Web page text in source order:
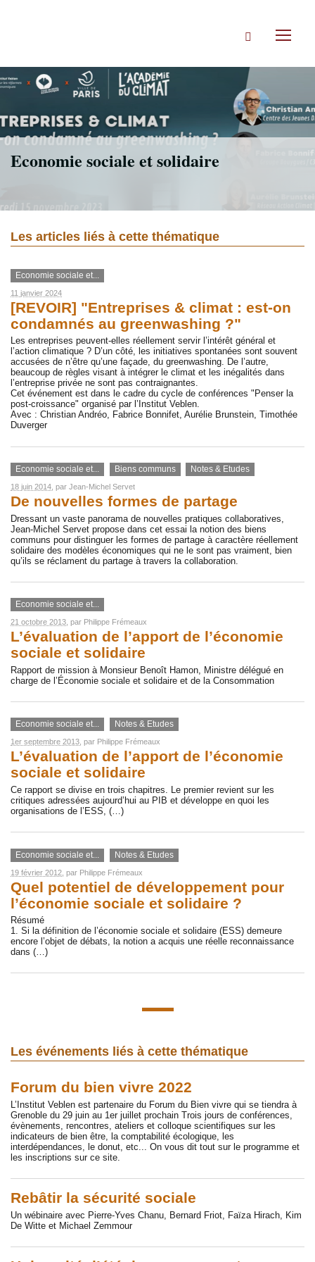
Rechercher
Economie sociale et solidaire
Les articles liés à cette thématique
Economie sociale et...
11 janvier 2024
[REVOIR] "Entreprises & climat : est-on
condamnés au greenwashing ?"
Les entreprises peuvent-elles réellement servir l’intérêt général et
l’action climatique ? D’un côté, les initiatives spontanées sont souvent
accusées de n’être qu’une façade, du greenwashing. De l’autre,
beaucoup de règles visant à intégrer le climat et les inégalités dans
l’entreprise privée ne sont pas contraignantes.
Cet événement est dans le cadre du cycle de conférences "Penser la
post-croissance" organisé par l’Institut Veblen.
Avec : Christian Andréo, Fabrice Bonnifet, Aurélie Brunstein, Timothée
Duverger
Economie sociale et... Biens communs Notes & Etudes
18 juin 2014 , par Jean-Michel Servet
De nouvelles formes de partage
Dressant un vaste panorama de nouvelles pratiques collaboratives,
Jean-Michel Servet propose dans cet essai la notion des biens
communs pour distinguer les formes de partage à caractère réellement
solidaire des modèles économiques qui ne le sont pas vraiment, bien
qu’ils se réclament du partage à travers la collaboration.
Economie sociale et...
21 octobre 2013 , par Philippe Frémeaux
L’évaluation de l’apport de l’économie
sociale et solidaire
Rapport de mission à Monsieur Benoît Hamon, Ministre délégué en
charge de l’Économie sociale et solidaire et de la Consommation
Economie sociale et... Notes & Etudes
1er septembre 2013, par Philippe Frémeaux
L’évaluation de l’apport de l’économie
sociale et solidaire
Ce rapport se divise en trois chapitres. Le premier revient sur les
critiques adressées aujourd’hui au PIB et développe en quoi les
organisations de l’ESS, (…)
Economie sociale et... Notes & Etudes
19 février 2012 , par Philippe Frémeaux
Quel potentiel de développement pour
l’économie sociale et solidaire ?
Résumé
1. Si la définition de l’économie sociale et solidaire (ESS) demeure
encore l’objet de débats, la notion a acquis une réelle reconnaissance
dans (…)
Les événements liés à cette thématique
Forum du bien vivre 2022
L’Institut Veblen est partenaire du Forum du Bien vivre qui se tiendra à
Grenoble du 29 juin au 1er juillet prochain Trois jours de conférences,
évènements, rencontres, ateliers et colloque scientifiques sur les
indicateurs de bien être, la comptabilité écologique, les
interdépendances, le donut, etc... On vous dit tout sur le programme et
les inscriptions sur ce site.
Rebâtir la sécurité sociale
Un wébinaire avec Pierre-Yves Chanu, Bernard Friot, Faïza Hirach, Kim
De Witte et Michael Zemmour